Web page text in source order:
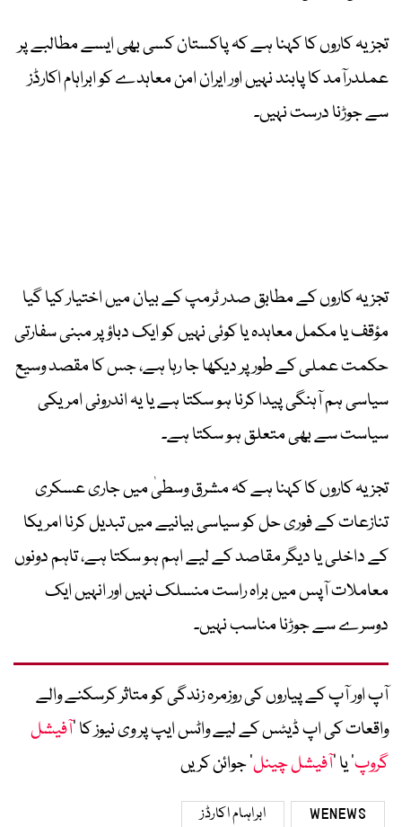
تجزیہ کاروں کا کہنا ہے کہ پاکستان کسی بھی ایسے مطالبے پر
عملدرآمد کا پابند نہیں اور ایران امن معاہدے کو ابراہام اکارڈز
سے جوڑنا درست نہیں۔
تجزیہ کاروں کے مطابق صدر ٹرمپ کے بیان میں اختیار کیا گیا
مؤقف یا مکمل معاہدہ یا کوئی نہیں کو ایک دباؤ پر مبنی سفارتی
حکمت عملی کے طور پر دیکھا جا رہا ہے، جس کا مقصد وسیع
سیاسی ہم آہنگی پیدا کرنا ہو سکتا ہے یا یہ اندرونی امریکی
سیاست سے بھی متعلق ہو سکتا ہے۔
تجزیہ کاروں کا کہنا ہے کہ مشرق وسطیٰ میں جاری عسکری
تنازعات کے فوری حل کو سیاسی بیانیے میں تبدیل کرنا امریکا
کے داخلی یا دیگر مقاصد کے لیے اہم ہو سکتا ہے، تاہم دونوں
معاملات آپس میں براہ راست منسلک نہیں اور انہیں ایک
دوسرے سے جوڑنا مناسب نہیں۔
آپ اور آپ کے پیاروں کی روزمرہ زندگی کو متاثر کرسکنے والے
واقعات کی اپ ڈیٹس کے لیے واٹس ایپ پر وی نیوز کا ’آفیشل
گروپ‘ یا ’آفیشل چینل‘ جوائن کریں
WENEWS
ابراہام اکارڈز